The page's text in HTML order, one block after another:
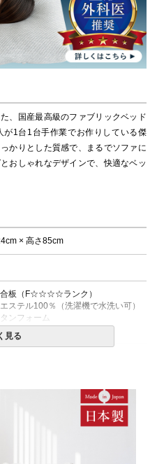
、国産最高級のファブリックベッド
1台1台手作業でお作りしている傑
かりとした質感で、まるでソファに
おしゃれなデザインで、快適なベッ
× 高さ85cm
合板（F☆☆☆☆ランク）
ステル100％（洗濯機で水洗い可）
ンフォーム
ウン色となります)
て式です。
等一部地域へのお届けは別途送料
ざいます。また発送予定も変更にな
見る